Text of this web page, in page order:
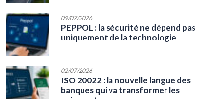
09/07/2026
PEPPOL : la sécurité ne dépend pas
uniquement de la technologie
02/07/2026
ISO 20022 : la nouvelle langue des
banques qui va transformer les